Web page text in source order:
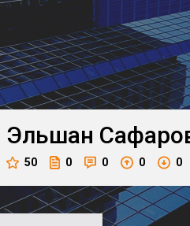
Эльшан
50 0 0 0 0